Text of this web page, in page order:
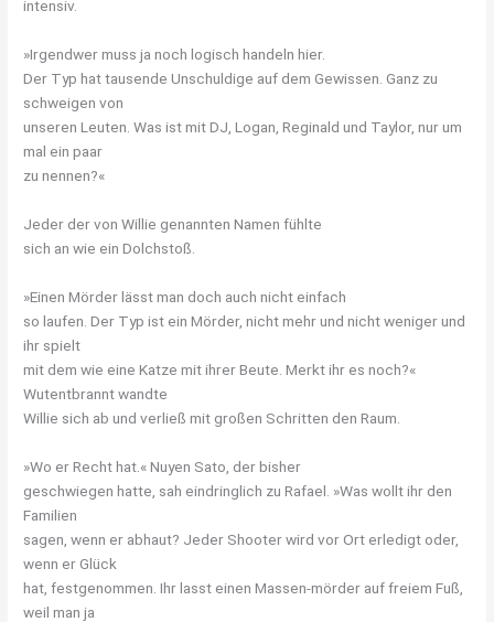
intensiv.
»Irgendwer muss ja noch logisch handeln hier.
Der Typ hat tausende Unschuldige auf dem Gewissen. Ganz zu
schweigen von
unseren Leuten. Was ist mit DJ, Logan, Reginald und Taylor, nur um
mal ein paar
zu nennen?«
Jeder der von Willie genannten Namen fühlte
sich an wie ein Dolchstoß.
»Einen Mörder lässt man doch auch nicht einfach
so laufen. Der Typ ist ein Mörder, nicht mehr und nicht weniger und
ihr spielt
mit dem wie eine Katze mit ihrer Beute. Merkt ihr es noch?«
Wutentbrannt wandte
Willie sich ab und verließ mit großen Schritten den Raum.
»Wo er Recht hat.« Nuyen Sato, der bisher
geschwiegen hatte, sah eindringlich zu Rafael. »Was wollt ihr den
Familien
sagen, wenn er abhaut? Jeder Shooter wird vor Ort erledigt oder,
wenn er Glück
hat, festgenommen. Ihr lasst einen Massen-mörder auf freiem Fuß,
weil man ja